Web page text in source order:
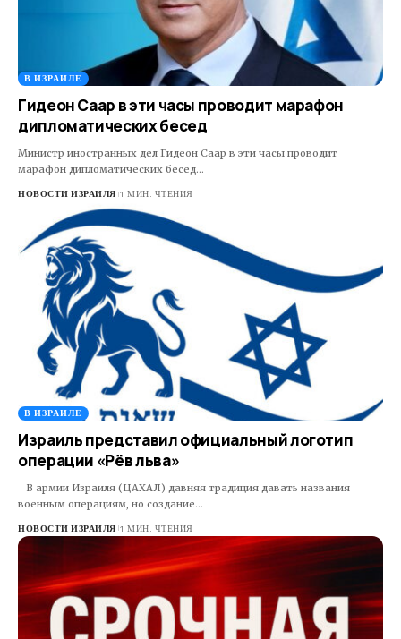
В ИЗРАИЛЕ
Гидеон Саар в эти часы проводит марафон
дипломатических бесед
Министр иностранных дел Гидеон Саар в эти часы проводит
марафон дипломатических бесед…
НОВОСТИ ИЗРАИЛЯ 1 МИН. ЧТЕНИЯ
В ИЗРАИЛЕ
Израиль представил официальный логотип
операции «Рёв льва»
В армии Израиля (ЦАХАЛ) давняя традиция давать названия
военным операциям, но создание…
НОВОСТИ ИЗРАИЛЯ 1 МИН. ЧТЕНИЯ